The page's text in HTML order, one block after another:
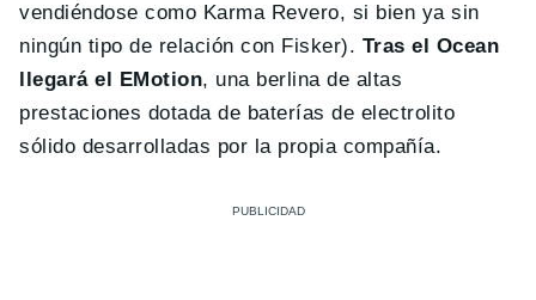
vendiéndose como Karma Revero, si bien ya sin
ningún tipo de relación con Fisker). Tras el Ocean
llegará el EMotion, una berlina de altas
prestaciones dotada de baterías de electrolito
sólido desarrolladas por la propia compañía.